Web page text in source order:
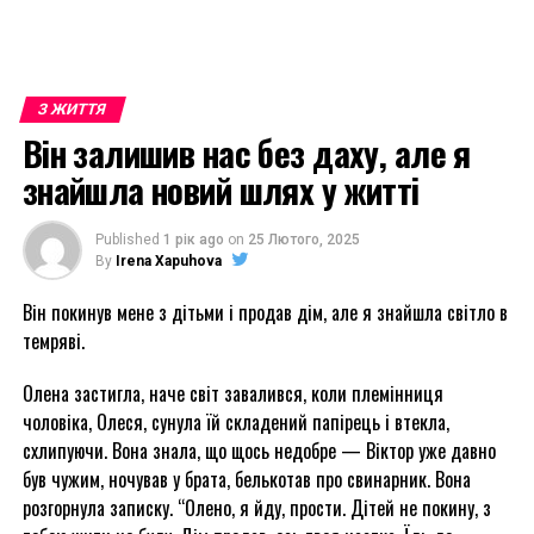
З ЖИТТЯ
Він залишив нас без даху, але я
знайшла новий шлях у житті
Published 1 рік ago on 25 Лютого, 2025
By Irena Xapuhova
Він покинув мене з дітьми і продав дім, але я знайшла світло в
темряві.
Олена застигла, наче світ завалився, коли племінниця
чоловіка, Олеся, сунула їй складений папірець і втекла,
схлипуючи. Вона знала, що щось недобре — Віктор уже давно
був чужим, ночував у брата, белькотав про свинарник. Вона
розгорнула записку. “Олено, я йду, прости. Дітей не покину, з